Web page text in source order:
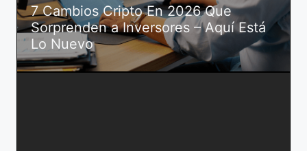
7 Cambios Cripto En 2026 Que
Sorprenden a Inversores – Aquí Está
Lo Nuevo